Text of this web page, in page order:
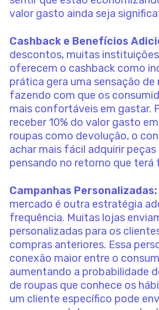
valor gasto ainda seja
Cashback e Benefícios
descontos, muitas
oferecem o cashback como
prática gera uma sensação de
fazendo com que os
mais confortáveis em gastar.
receber 10% do valor gasto
roupas como devolução, o
achar mais fácil adquirir peças
pensando no retorno que
Campanhas Personalizadas:
mercado é outra estratégia
frequência. Muitas lojas
personalizadas para os
compras anteriores. Essa
conexão maior entre o
aumentando a probabilidade
de roupas que conhece os
um cliente específico pode